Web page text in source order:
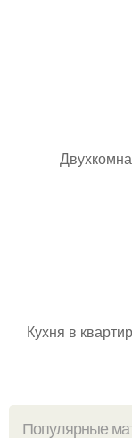
Кухня в
Популярные